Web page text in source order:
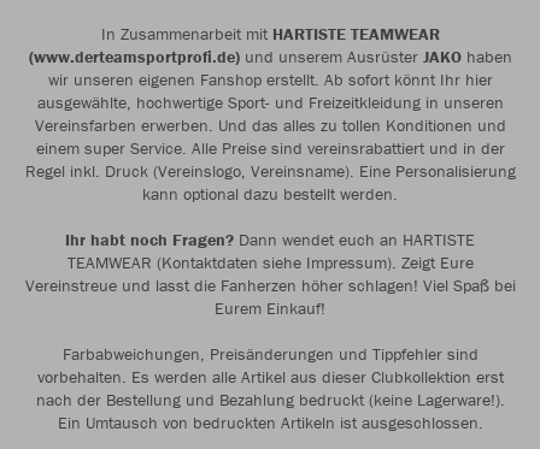
In Zusammenarbeit mit HARTISTE TEAMWEAR
(www.derteamsportprofi.de)und unserem Ausrüster JAKOhaben
wir unseren eigenen Fanshop erstellt. Ab sofort könnt Ihr hier
ausgewählte, hochwertige Sport- und Freizeitkleidung in unseren
Vereinsfarben erwerben. Und das alles zu tollen Konditionen und
einem super Service. Alle Preise sind vereinsrabattiert und in der
Regel inkl. Druck (Vereinslogo, Vereinsname). Eine Personalisierung
kann optional dazu bestellt werden.
Ihr habt noch Fragen? Dann wendet euch an HARTISTE
TEAMWEAR (Kontaktdaten siehe Impressum). Zeigt Eure
Vereinstreue und lasst die Fanherzen höher schlagen! Viel Spaß bei
Eurem Einkauf!
Farbabweichungen, Preisänderungen und Tippfehler sind
vorbehalten. Es werden alle Artikel aus dieser Clubkollektion erst
nach der Bestellung und Bezahlung bedruckt (keine Lagerware!).
Ein Umtausch von bedruckten Artikeln ist ausgeschlossen.